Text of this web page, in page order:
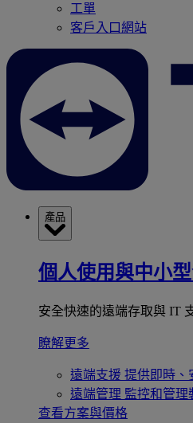
工單
客戶入口網站
產品
個人使用與中小
安全快速的遠端存取與 IT
瞭解更多
遠端支援 提供即時、
遠端管理 監控和管理
查看方案與價格